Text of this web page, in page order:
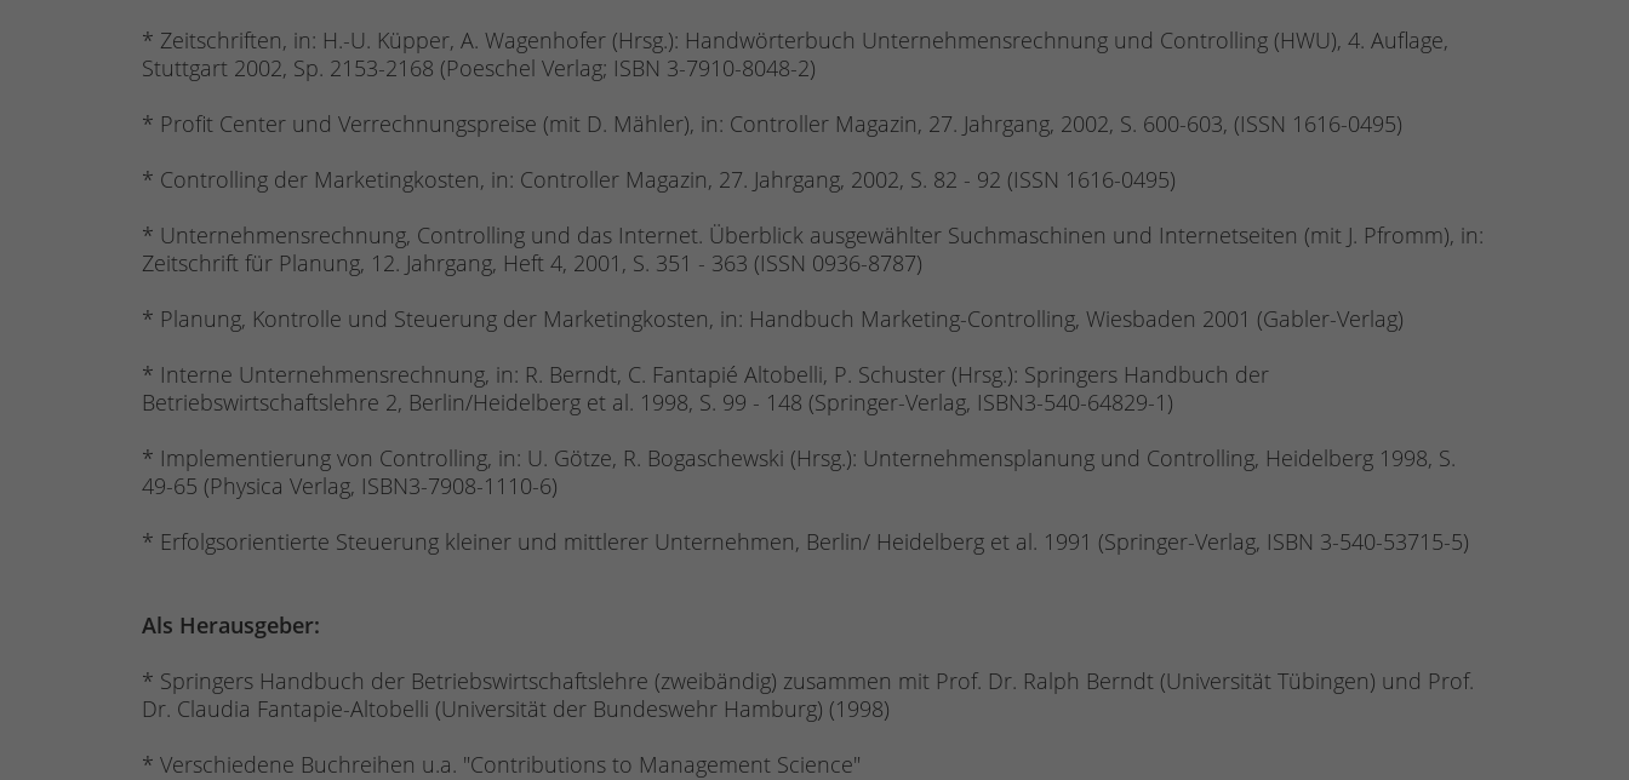
* Zeitschriften, in: H.-U. Küpper, A. Wagenhofer (Hrsg.): Handwörterbuch Unternehmensrechnung und Controlling (HWU), 4. Auflage,
Stuttgart 2002, Sp. 2153-2168 (Poeschel Verlag; ISBN 3-7910-8048-2)
* Profit Center und Verrechnungspreise (mit D. Mähler), in: Controller Magazin, 27. Jahrgang, 2002, S. 600-603, (ISSN 1616-0495)
* Controlling der Marketingkosten, in: Controller Magazin, 27. Jahrgang, 2002, S. 82 - 92 (ISSN 1616-0495)
* Unternehmensrechnung, Controlling und das Internet. Überblick ausgewählter Suchmaschinen und Internetseiten (mit J. Pfromm), in:
Zeitschrift für Planung, 12. Jahrgang, Heft 4, 2001, S. 351 - 363 (ISSN 0936-8787)
* Planung, Kontrolle und Steuerung der Marketingkosten, in: Handbuch Marketing-Controlling, Wiesbaden 2001 (Gabler-Verlag)
* Interne Unternehmensrechnung, in: R. Berndt, C. Fantapié Altobelli, P. Schuster (Hrsg.): Springers Handbuch der
Betriebswirtschaftslehre 2, Berlin/Heidelberg et al. 1998, S. 99 - 148 (Springer-Verlag, ISBN3-540-64829-1)
* Implementierung von Controlling, in: U. Götze, R. Bogaschewski (Hrsg.): Unternehmensplanung und Controlling, Heidelberg 1998, S.
49-65 (Physica Verlag, ISBN3-7908-1110-6)
* Erfolgsorientierte Steuerung kleiner und mittlerer Unternehmen, Berlin/ Heidelberg et al. 1991 (Springer-Verlag, ISBN 3-540-53715-5)
Als Herausgeber:
* Springers Handbuch der Betriebswirtschaftslehre (zweibändig) zusammen mit Prof. Dr. Ralph Berndt (Universität Tübingen) und Prof.
Dr. Claudia Fantapie-Altobelli (Universität der Bundeswehr Hamburg) (1998)
* Verschiedene Buchreihen u.a. "Contributions to Management Science"